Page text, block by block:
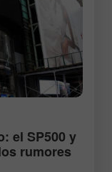
el SP500 y
rumores